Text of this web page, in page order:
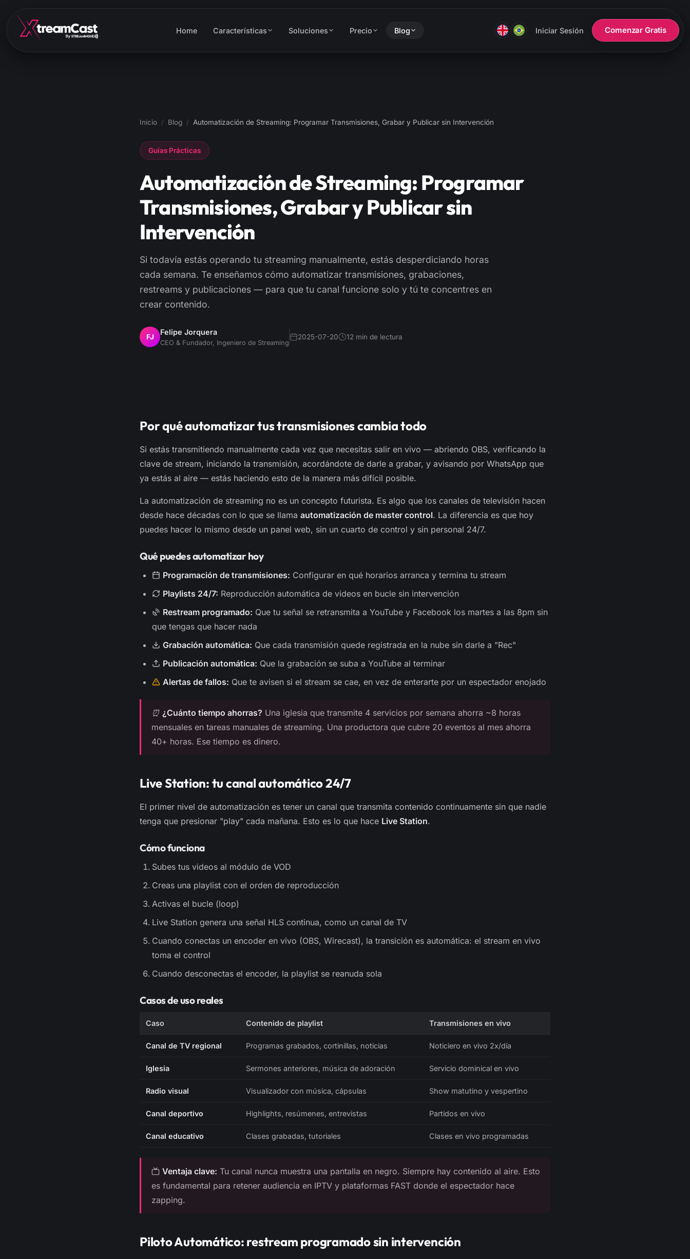
Home Características Soluciones Precio Blog Iniciar Sesión Comenzar Gratis
Inicio / Blog / Automatización de Streaming: Programar Transmisiones, Grabar y Publicar sin Intervención
Guías Prácticas
Automatización de Streaming: Programar
Transmisiones, Grabar y Publicar sin
Intervención
Si todavía estás operando tu streaming manualmente, estás desperdiciando horas
cada semana. Te enseñamos cómo automatizar transmisiones, grabaciones,
restreams y publicaciones — para que tu canal funcione solo y tú te concentres en
crear contenido.
FJ
Felipe Jorquera
CEO & Fundador, Ingeniero de Streaming
2025-07-20 12 min de lectura
Por qué automatizar tus transmisiones cambia todo
Si estás transmitiendo manualmente cada vez que necesitas salir en vivo — abriendo OBS, verificando la
clave de stream, iniciando la transmisión, acordándote de darle a grabar, y avisando por WhatsApp que
ya estás al aire — estás haciendo esto de la manera más difícil posible.
La automatización de streaming no es un concepto futurista. Es algo que los canales de televisión hacen
desde hace décadas con lo que se llama automatización de master control. La diferencia es que hoy
puedes hacer lo mismo desde un panel web, sin un cuarto de control y sin personal 24/7.
Qué puedes automatizar hoy
Programación de transmisiones: Configurar en qué horarios arranca y termina tu stream
Playlists 24/7: Reproducción automática de videos en bucle sin intervención
Restream programado: Que tu señal se retransmita a YouTube y Facebook los martes a las 8pm sin
que tengas que hacer nada
Grabación automática: Que cada transmisión quede registrada en la nube sin darle a "Rec"
Publicación automática: Que la grabación se suba a YouTube al terminar
Alertas de fallos: Que te avisen si el stream se cae, en vez de enterarte por un espectador enojado
⏰ ¿Cuánto tiempo ahorras? Una iglesia que transmite 4 servicios por semana ahorra ~8 horas
mensuales en tareas manuales de streaming. Una productora que cubre 20 eventos al mes ahorra
40+ horas. Ese tiempo es dinero.
Live Station: tu canal automático 24/7
El primer nivel de automatización es tener un canal que transmita contenido continuamente sin que nadie
tenga que presionar "play" cada mañana. Esto es lo que hace Live Station.
Cómo funciona
Subes tus videos al módulo de VOD
Creas una playlist con el orden de reproducción
Activas el bucle (loop)
Live Station genera una señal HLS continua, como un canal de TV
Cuando conectas un encoder en vivo (OBS, Wirecast), la transición es automática: el stream en vivo
toma el control
Cuando desconectas el encoder, la playlist se reanuda sola
Casos de uso reales
Caso Contenido de playlist Transmisiones en vivo
Canal de TV regional Programas grabados, cortinillas, noticias Noticiero en vivo 2x/día
Iglesia Sermones anteriores, música de adoración Servicio dominical en vivo
Radio visual Visualizador con música, cápsulas Show matutino y vespertino
Canal deportivo Highlights, resúmenes, entrevistas Partidos en vivo
Canal educativo Clases grabadas, tutoriales Clases en vivo programadas
Ventaja clave: Tu canal nunca muestra una pantalla en negro. Siempre hay contenido al aire. Esto
es fundamental para retener audiencia en IPTV y plataformas FAST donde el espectador hace
zapping.
Piloto Automático: restream programado sin intervención